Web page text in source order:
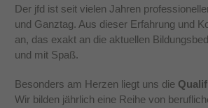
Der jfd ist seit vielen Jahren
und Ganztag. Aus dieser Erfahrung und
an, das exakt an die aktuellen
und mit Spaß.
Besonders am Herzen liegt uns die
Wir bilden jährlich eine Reihe von